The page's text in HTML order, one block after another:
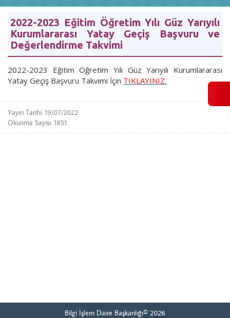
2022-2023 Eğitim Öğretim Yılı Güz Yarıyılı
Kurumlararası Yatay Geçiş Başvuru ve
Değerlendirme Takvimi
2022-2023 Eğitim Öğretim Yılı Güz Yarıyılı Kurumlararası
Yatay Geçiş Başvuru Takvimi İçin TIKLAYINIZ.
Yayın Tarihi: 19/07/2022
Okunma Sayısı: 1851
Bilgi İşlem Daire Başkanlığı© 2026